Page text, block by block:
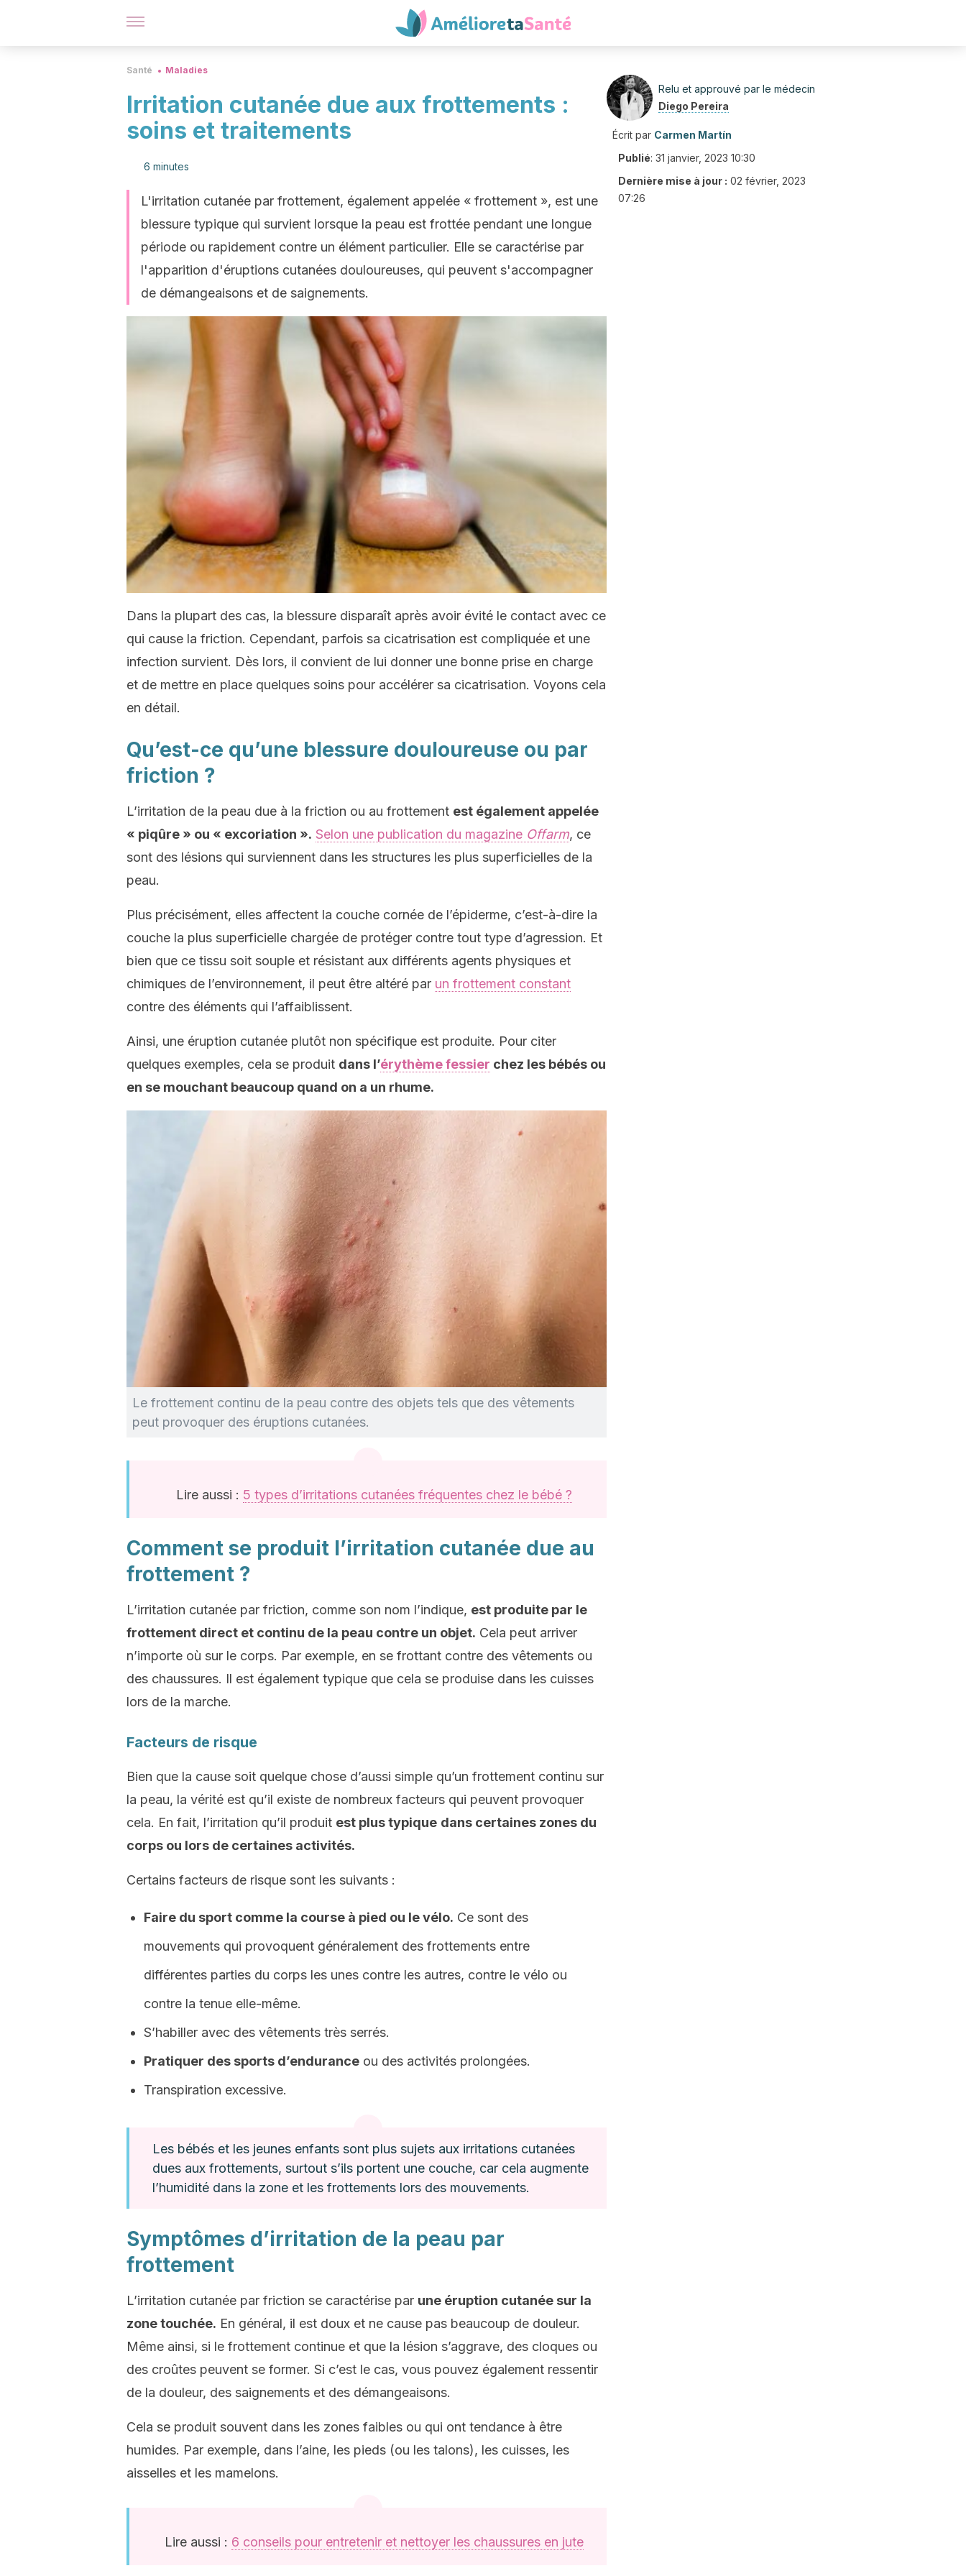
Santé Maladies
Irritation cutanée due aux frottements :
soins et traitements
6 minutes
L'irritation cutanée par frottement, également appelée « frottement », est une
blessure typique qui survient lorsque la peau est frottée pendant une longue
période ou rapidement contre un élément particulier. Elle se caractérise par
l'apparition d'éruptions cutanées douloureuses, qui peuvent s'accompagner
de démangeaisons et de saignements.
Dans la plupart des cas, la blessure disparaît après avoir évité le contact avec ce
qui cause la friction. Cependant, parfois sa cicatrisation est compliquée et une
infection survient. Dès lors, il convient de lui donner une bonne prise en charge
et de mettre en place quelques soins pour accélérer sa cicatrisation. Voyons cela
en détail.
Qu’est-ce qu’une blessure douloureuse ou par
friction ?
L’irritation de la peau due à la friction ou au frottement est également appelée
« piqûre » ou « excoriation ». Selon une publication du magazine Offarm, ce
sont des lésions qui surviennent dans les structures les plus superficielles de la
peau.
Plus précisément, elles affectent la couche cornée de l’épiderme, c’est-à-dire la
couche la plus superficielle chargée de protéger contre tout type d’agression. Et
bien que ce tissu soit souple et résistant aux différents agents physiques et
chimiques de l’environnement, il peut être altéré par un frottement constant
contre des éléments qui l’affaiblissent.
Ainsi, une éruption cutanée plutôt non spécifique est produite. Pour citer
quelques exemples, cela se produit dans l’érythème fessier chez les bébés ou
en se mouchant beaucoup quand on a un rhume.
Le frottement continu de la peau contre des objets tels que des vêtements
peut provoquer des éruptions cutanées.
Lire aussi : 5 types d’irritations cutanées fréquentes chez le bébé ?
Comment se produit l’irritation cutanée due au
frottement ?
L’irritation cutanée par friction, comme son nom l’indique, est produite par le
frottement direct et continu de la peau contre un objet. Cela peut arriver
n’importe où sur le corps. Par exemple, en se frottant contre des vêtements ou
des chaussures. Il est également typique que cela se produise dans les cuisses
lors de la marche.
Facteurs de risque
Bien que la cause soit quelque chose d’aussi simple qu’un frottement continu sur
la peau, la vérité est qu’il existe de nombreux facteurs qui peuvent provoquer
cela. En fait, l’irritation qu’il produit est plus typique dans certaines zones du
corps ou lors de certaines activités.
Certains facteurs de risque sont les suivants :
Faire du sport comme la course à pied ou le vélo. Ce sont des
mouvements qui provoquent généralement des frottements entre
différentes parties du corps les unes contre les autres, contre le vélo ou
contre la tenue elle-même.
S’habiller avec des vêtements très serrés.
Pratiquer des sports d’endurance ou des activités prolongées.
Transpiration excessive.
Les bébés et les jeunes enfants sont plus sujets aux irritations cutanées
dues aux frottements, surtout s’ils portent une couche, car cela augmente
l’humidité dans la zone et les frottements lors des mouvements.
Symptômes d’irritation de la peau par
frottement
L’irritation cutanée par friction se caractérise par une éruption cutanée sur la
zone touchée. En général, il est doux et ne cause pas beaucoup de douleur.
Même ainsi, si le frottement continue et que la lésion s’aggrave, des cloques ou
des croûtes peuvent se former. Si c’est le cas, vous pouvez également ressentir
de la douleur, des saignements et des démangeaisons.
Cela se produit souvent dans les zones faibles ou qui ont tendance à être
humides. Par exemple, dans l’aine, les pieds (ou les talons), les cuisses, les
aisselles et les mamelons.
Lire aussi : 6 conseils pour entretenir et nettoyer les chaussures en jute
Relu et approuvé par le médecin
Diego Pereira
Écrit par Carmen Martín
Publié: 31 janvier, 2023 10:30
Dernière mise à jour : 02 février, 2023
07:26